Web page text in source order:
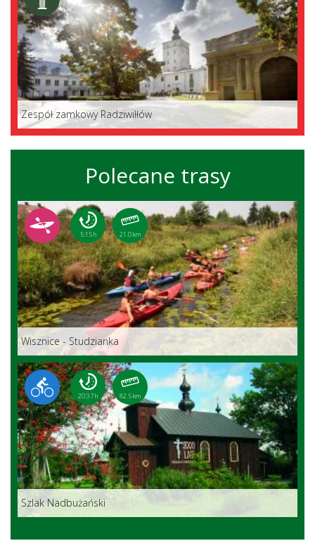
Zespół zamkowy Radziwiłłów
Polecane trasy
5:15 h 21.0 km
Wisznice - Studzianka
20:37 h 82.5 km
Szlak Nadbużański